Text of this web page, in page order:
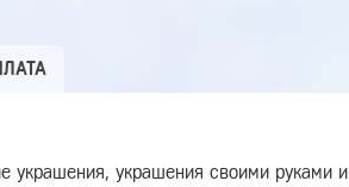
украшения, украшения своими руками и